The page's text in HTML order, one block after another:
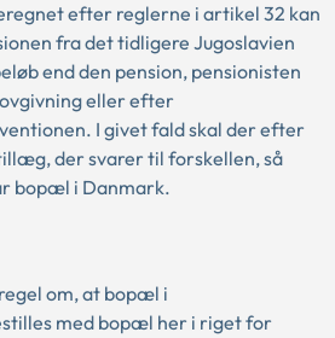
efter reglerne i artikel 32 kan
fra det tidligere Jugoslavien
end den pension, pensionisten
eller efter
I givet fald skal der efter
der svarer til forskellen, så
bopæl i Danmark.
om, at bopæl i
med bopæl her i riget for